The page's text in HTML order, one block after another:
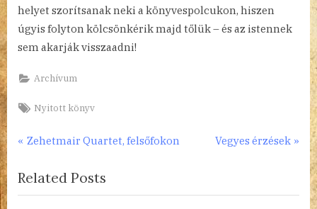
helyet szorítsanak neki a könyvespolcukon, hiszen
úgyis folyton kölcsönkérik majd tőlük – és az istennek
sem akarják visszaadni!
Archívum
Tags:
Nyitott könyv
Bejegyzés
navigáció
P
e
v
Zehetmair Quartet, felsőfokon
N
t
Vegyes érzések
Related Posts